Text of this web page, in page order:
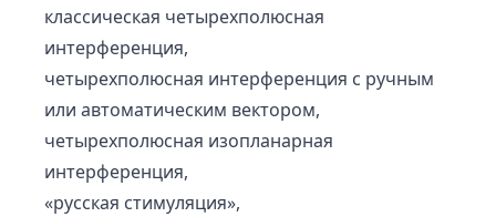
классическая четырехполюсная
интерференция,
четырехполюсная интерференция с ручным
или автоматическим вектором,
четырехполюсная изопланарная
интерференция,
«русская стимуляция»,